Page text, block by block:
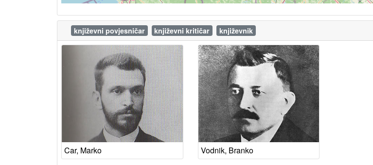
književni povjesničar književni kritičar književnik
Car, Marko
Vodnik, Branko